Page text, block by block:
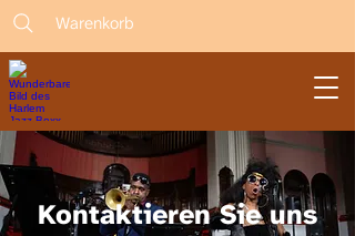
Warenkorb
Kontaktieren Sie uns